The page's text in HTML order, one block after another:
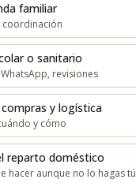
familiar
coordinación
o sanitario
revisiones
y logística
y cómo
reparto doméstico
hacer aunque no lo hagas tú